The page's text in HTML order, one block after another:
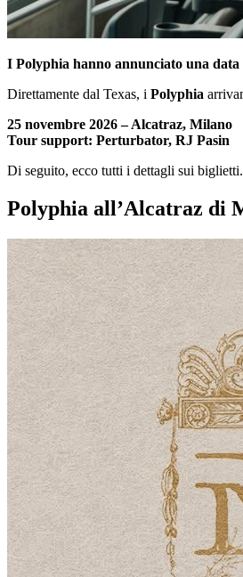
I Polyphia hanno annunciato una
Direttamente dal Texas, i Polyphia
25 novembre 2026 – Alcatraz, Milano
Tour support: Perturbator, RJ Pasin
Di seguito, ecco tutti i dettagli sui biglietti.
Polyphia all’Alcatraz di